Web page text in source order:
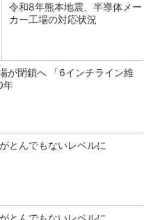
令和8年熊本地震、半導体メー
カー工場の対応状況
が閉鎖へ 「6インチライン維
年
とんでもないレベルに
とんでもないレベルに